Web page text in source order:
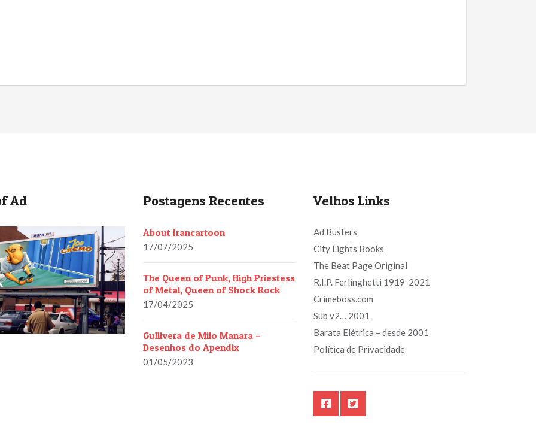
Ad Postagens Recentes
About Irancartoon
17/07/2025
The Queen of Punk, High Priestess
of Metal, Queen of Shock Rock
17/04/2025
Gullivera de Milo Manara –
Desenhos do Apendix
01/05/2023
Velhos Links
Ad Busters
City Lights Books
The Beat Page Original
R.I.P. Ferlinghetti 1919-2021
Crimeboss.com
Sub v2… 2001
Barata Elétrica – desde 2001
Política de Privacidade